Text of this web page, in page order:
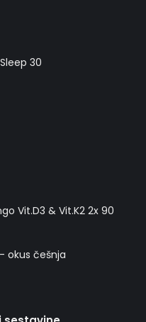
30
Vit.D3 & Vit.K2 2x 90
okus češnja